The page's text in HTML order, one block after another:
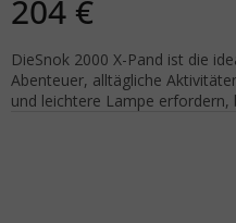
204 €
DieSnok 2000 X-Pand ist die
Abenteuer, alltägliche
und leichtere Lampe erfordern,